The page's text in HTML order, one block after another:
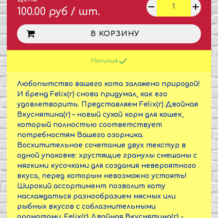
100.00 руб / шт.
В КОРЗИНУ
Наличие
Любопытство вашего кота заложено природой!
И бренд Felix(r) снова придумал, как его
удовлетворить. Представляем Felix(r) Двойная
Вкуснятина(r) – новый сухой корм для кошек,
который полностью соответствует
потребностям Вашего озорника.
Восхитительное сочетание двух текстур в
одной упаковке: хрустящие гранулы смешаны с
мягкими кусочками для создания невероятного
вкуса, перед которым невозможно устоять!
Широкий ассортимент позволит коту
наслаждаться разнообразием мясных или
рыбных вкусов с соблазнительными